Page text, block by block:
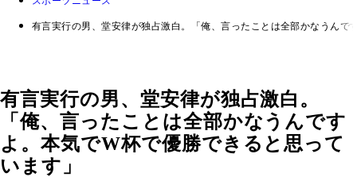
有言実行の男、堂安律が独占激白。「俺、言ったことは全部かなうんで
有言実行の男、堂安律が独占激白。
「俺、言ったことは全部かなうんです
よ。本気でW杯で優勝できると思って
います」